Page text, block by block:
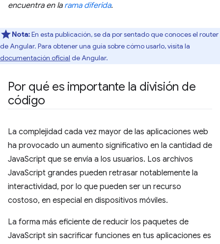
encuentra en la rama diferida.
Nota:En esta publicación, se da por sentado que conoces el router
de Angular. Para obtener una guía sobre cómo usarlo, visita la
documentación oficial de Angular.
Por qué es importante la división de
código
La complejidad cada vez mayor de las aplicaciones web
ha provocado un aumento significativo en la cantidad de
JavaScript que se envía a los usuarios. Los archivos
JavaScript grandes pueden retrasar notablemente la
interactividad, por lo que pueden ser un recurso
costoso, en especial en dispositivos móviles.
La forma más eficiente de reducir los paquetes de
JavaScript sin sacrificar funciones en tus aplicaciones es